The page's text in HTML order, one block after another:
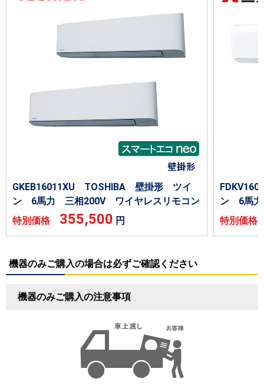
GKEB16011XU TOSHIBA 壁掛形 ツイ
ン 6馬力 三相200V ワイヤレスリモコン
特別価格 355,500 円
ン 6馬力
特別価
機器のみご購入の場合は必ずご確認ください
機器のみご購入の注意事項